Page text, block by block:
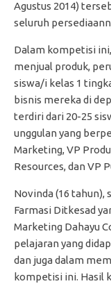
Agustus 2014)
seluruh
Dalam kompetisi
menjual produk,
siswa/i kelas 1
bisnis mereka di
terdiri dari 20-25
unggulan yang
Marketing, VP
Resources, dan VP
Novinda (16 tahun),
Farmasi Ditkesad
Marketing Dahayu
pelajaran yang
dan juga dalam
kompetisi ini. Hasil